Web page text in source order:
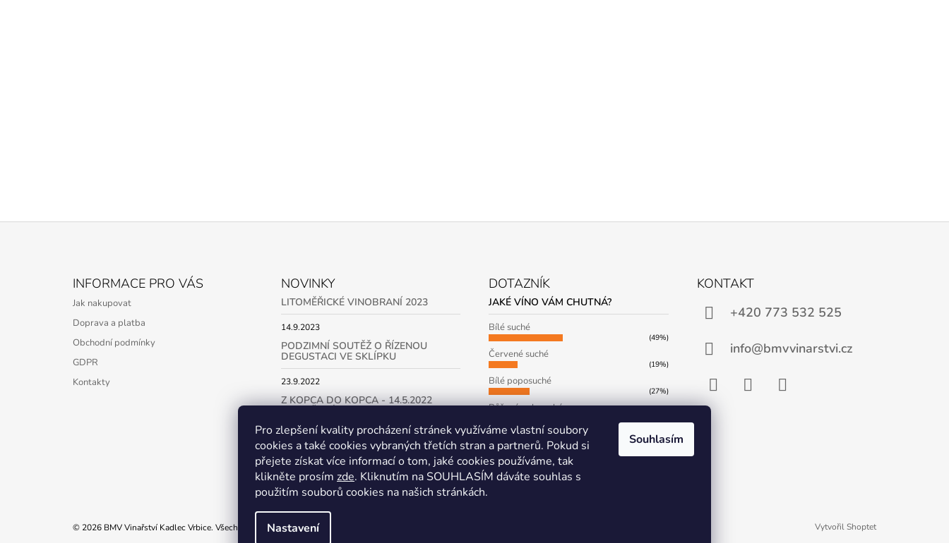
Pro zlepšení kvality procházení stránek využíváme vlastní soubory
cookies a také cookies vybraných třetích stran a partnerů. Pokud si
přejete získat více informací o tom, jaké cookies používáme, tak
klikněte prosím zde. Kliknutím na SOUHLASÍM dáváte souhlas s
použitím souborů cookies na našich stránkách.
Nastavení
Souhlasím
INFORMACE PRO VÁS
Jak nakupovat
Doprava a platba
Obchodní podmínky
GDPR
Kontakty
NOVINKY
LITOMĚŘICKÉ VINOBRANÍ 2023
14.9.2023
PODZIMNÍ SOUTĚŽ O ŘÍZENOU
DEGUSTACI VE SKLÍPKU
23.9.2022
Z KOPCA DO KOPCA - 14.5.2022
17.2.2022
ARCHIV
DOTAZNÍK
JAKÉ VÍNO VÁM CHUTNÁ?
Bílé suché
(49%)
Červené suché
(19%)
Bílé poposuché
(27%)
Růžové polosuché
Počet hlasů:162
KONTAKT
+420 773 532 525
info@bmvvinarstvi.cz
Vytvořil Shoptet
© 2026 BMV Vinařství Kadlec Vrbice. Všechna práva vyhrazena.